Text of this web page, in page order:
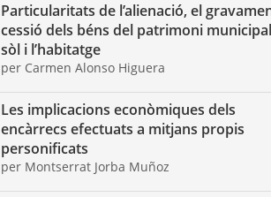
Particularitats de l’alienació, el
cessió dels béns del patrimoni
sòl i l’habitatge
per Carmen Alonso Higuera
Les implicacions econòmiques dels
encàrrecs efectuats a mitjans propis
personificats
per Montserrat Jorba Muñoz